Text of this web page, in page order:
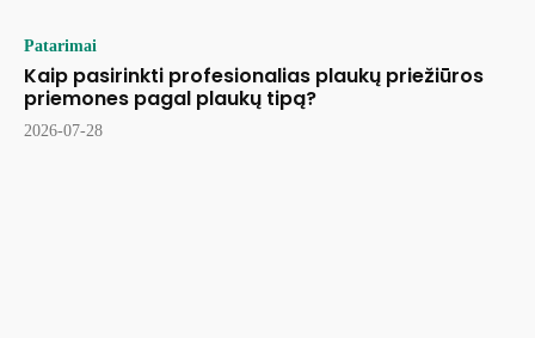
Patarimai
Kaip pasirinkti profesionalias plaukų priežiūros
priemones pagal plaukų tipą?
2026-07-28